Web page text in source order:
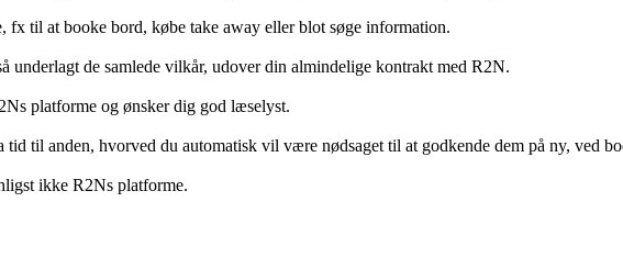
til at booke bord, købe take away eller blot søge information.
underlagt de samlede vilkår, udover din almindelige kontrakt med R2N.
platforme og ønsker dig god læselyst.
til anden, hvorved du automatisk vil være nødsaget til at godkende dem på ny, ved
ikke R2Ns platforme.